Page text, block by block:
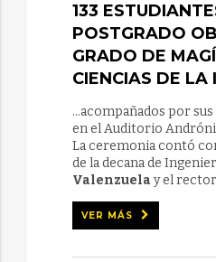
133
POSTGRADO
GRADO DE
CIENCIAS DE LA
...acompañados por
en el Auditorio
La ceremonia contó
de la decana de
Valenzuela y el rector
VER MÁS